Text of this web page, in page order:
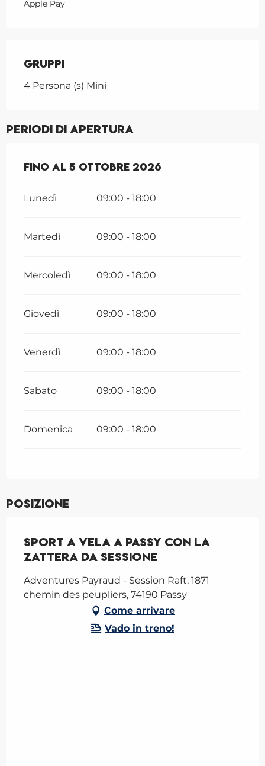
Apple Pay
Gruppi
Gruppi
4 Persona (s) Mini
Periodi di apertura
Dal1 aprile 2026al5 ottobre 2026
Fino al 5 ottobre 2026
Lunedì 09:00 - 18:00
Martedì 09:00 - 18:00
Mercoledì 09:00 - 18:00
Giovedì 09:00 - 18:00
Venerdì 09:00 - 18:00
Sabato 09:00 - 18:00
Domenica 09:00 - 18:00
Posizione
Sport a vela a Passy con la
Zattera da Sessione
Adventures Payraud - Session Raft, 1871
chemin des peupliers, 74190 Passy
Come arrivare
Vado in treno!